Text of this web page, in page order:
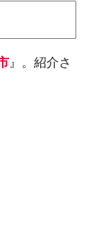
』。紹介さ